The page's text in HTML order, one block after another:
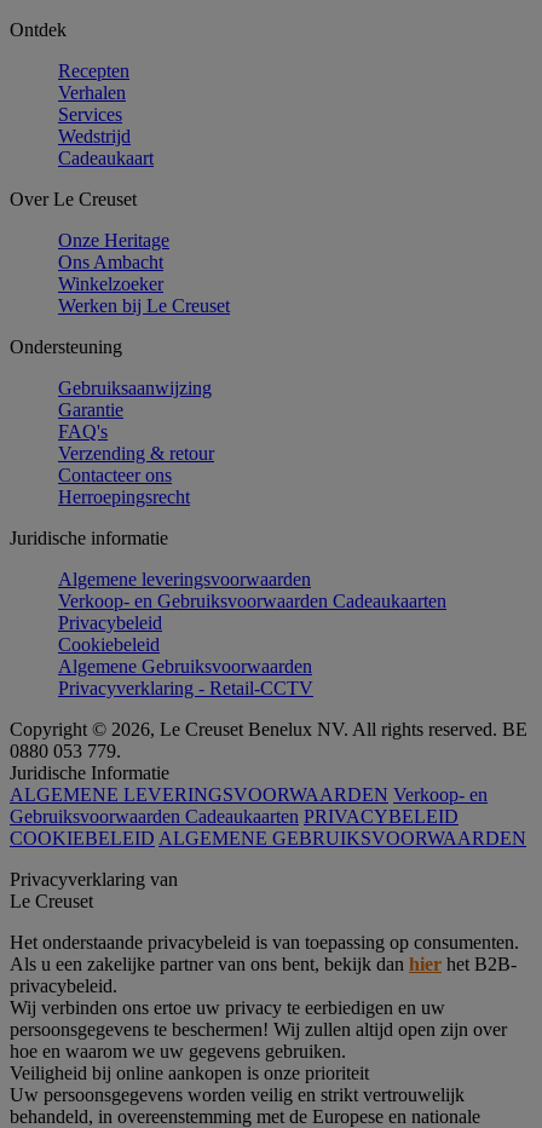
Ontdek
Recepten
Verhalen
Services
Wedstrijd
Cadeaukaart
Over Le Creuset
Onze Heritage
Ons Ambacht
Winkelzoeker
Werken bij Le Creuset
Ondersteuning
Gebruiksaanwijzing
Garantie
FAQ's
Verzending & retour
Contacteer ons
Herroepingsrecht
Juridische informatie
Algemene leveringsvoorwaarden
Verkoop- en Gebruiksvoorwaarden Cadeaukaarten
Privacybeleid
Cookiebeleid
Algemene Gebruiksvoorwaarden
Privacyverklaring - Retail-CCTV
Copyright © 2026, Le Creuset Benelux NV. All rights reserved. BE
0880 053 779.
Juridische Informatie
ALGEMENE LEVERINGSVOORWAARDEN Verkoop- en
Gebruiksvoorwaarden Cadeaukaarten PRIVACYBELEID
COOKIEBELEID ALGEMENE GEBRUIKSVOORWAARDEN
Privacyverklaring van
Le Creuset
Het onderstaande privacybeleid is van toepassing op consumenten.
Als u een zakelijke partner van ons bent, bekijk dan hier het B2B-
privacybeleid.
Wij verbinden ons ertoe uw privacy te eerbiedigen en uw
persoonsgegevens te beschermen! Wij zullen altijd open zijn over
hoe en waarom we uw gegevens gebruiken.
Veiligheid bij online aankopen is onze prioriteit
Uw persoonsgegevens worden veilig en strikt vertrouwelijk
behandeld, in overeenstemming met de Europese en nationale